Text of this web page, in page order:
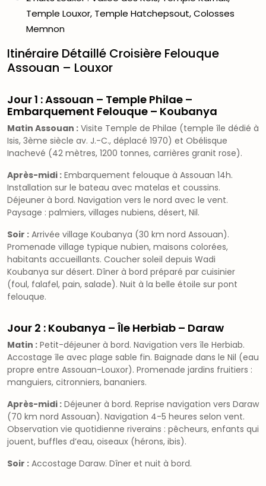
Temple Louxor, Temple Hatchepsout, Colosses
Memnon
Itinéraire Détaillé Croisière Felouque
Assouan – Louxor
Jour 1 : Assouan – Temple Philae –
Embarquement Felouque – Koubanya
Matin Assouan : Visite Temple de Philae (temple île dédié à
Isis, 3ème siècle av. J.-C., déplacé 1970) et Obélisque
Inachevé (42 mètres, 1200 tonnes, carrières granit rose).
Après-midi : Embarquement felouque à Assouan 14h.
Installation sur le bateau avec matelas et coussins.
Déjeuner à bord. Navigation vers le nord avec le vent.
Paysage : palmiers, villages nubiens, désert, Nil.
Soir : Arrivée village Koubanya (30 km nord Assouan).
Promenade village typique nubien, maisons colorées,
habitants accueillants. Coucher soleil depuis Wadi
Koubanya sur désert. Dîner à bord préparé par cuisinier
(foul, falafel, pain, salade). Nuit à la belle étoile sur pont
felouque.
Jour 2 : Koubanya – Île Herbiab – Daraw
Matin : Petit-déjeuner à bord. Navigation vers île Herbiab.
Accostage île avec plage sable fin. Baignade dans le Nil (eau
propre entre Assouan-Louxor). Promenade jardins fruitiers :
manguiers, citronniers, bananiers.
Après-midi : Déjeuner à bord. Reprise navigation vers Daraw
(70 km nord Assouan). Navigation 4-5 heures selon vent.
Observation vie quotidienne riverains : pêcheurs, enfants qui
jouent, buffles d’eau, oiseaux (hérons, ibis).
Soir : Accostage Daraw. Dîner et nuit à bord.